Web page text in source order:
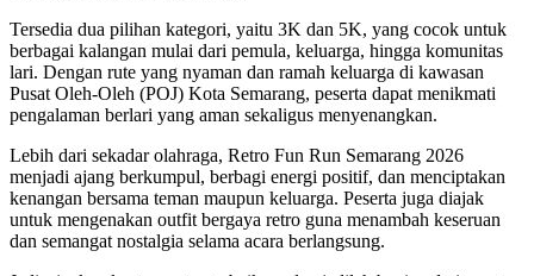
Tersedia dua pilihan kategori, yaitu 3K dan 5K, yang cocok untuk
berbagai kalangan mulai dari pemula, keluarga, hingga komunitas
lari. Dengan rute yang nyaman dan ramah keluarga di kawasan
Pusat Oleh-Oleh (POJ) Kota Semarang, peserta dapat menikmati
pengalaman berlari yang aman sekaligus menyenangkan.
Lebih dari sekadar olahraga, Retro Fun Run Semarang 2026
menjadi ajang berkumpul, berbagi energi positif, dan menciptakan
kenangan bersama teman maupun keluarga. Peserta juga diajak
untuk mengenakan outfit bergaya retro guna menambah keseruan
dan semangat nostalgia selama acara berlangsung.